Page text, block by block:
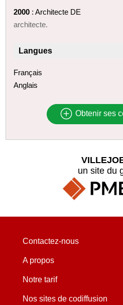
2000 : Architecte DE
architecte.
Langues
Français
Anglais
Obtenir ses
un site du
Contactez-nous
A propos
Notre tarif
Nos sites de codiffusion